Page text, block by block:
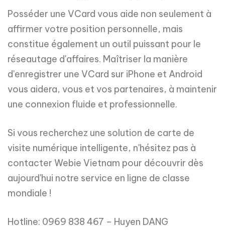
Posséder une VCard vous aide non seulement à
affirmer votre position personnelle, mais
constitue également un outil puissant pour le
réseautage d'affaires. Maîtriser la manière
d'enregistrer une VCard sur iPhone et Android
vous aidera, vous et vos partenaires, à maintenir
une connexion fluide et professionnelle.
Si vous recherchez une solution de carte de
visite numérique intelligente, n'hésitez pas à
contacter Webie Vietnam pour découvrir dès
aujourd'hui notre service en ligne de classe
mondiale !
Hotline: 0969 838 467 – Huyen DANG